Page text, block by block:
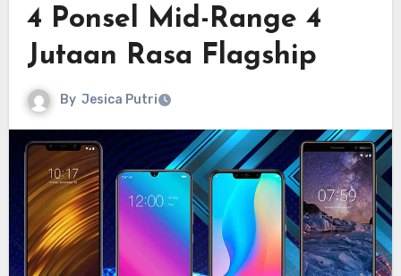
4 Ponsel Mid-Range 4
Jutaan Rasa Flagship
By Jesica Putri